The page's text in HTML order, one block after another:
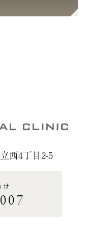
西4丁目2-5